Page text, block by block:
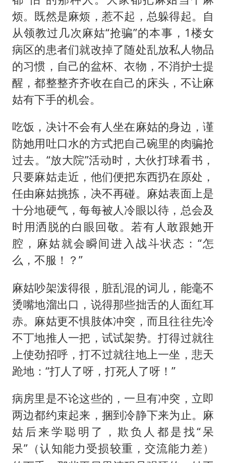
烦。既然是麻烦，惹不起，总躲得起。自
从领教过几次麻姑“抢骗”的本事，1楼女
病区的患者们就改掉了随处乱放私人物品
的习惯，自己的盆杯、衣物，不消护士提
醒，都整整齐齐收在自己的床头，不让麻
姑有下手的机会。
吃饭，决计不会有人坐在麻姑的身边，谨
防她用吐口水的方式把自己碗里的肉骗抢
过去。“放大院”活动时，大伙打球看书，
只要麻姑走近，他们便把东西扔在原处，
任由麻姑挑拣，决不再碰。麻姑表面上是
十分地硬气，每每被人冷眼以待，总会及
时用洒脱的白眼回敬。若有人敢跟她开
腔，麻姑就会瞬间进入战斗状态：“怎
么，不服！？”
麻姑吵架泼得很，脏乱混的词儿，能毫不
烫嘴地溜出口，说得那些拙舌的人面红耳
赤。麻姑更不惧肢体冲突，而且往往先冷
不丁地推人一把，试试架势。打得过就往
上使劲招呼，打不过就往地上一坐，悲天
跄地：“打人了呀，打死人了呀！”
病房里是不论这些的，一旦有冲突，立即
两边都约束起来，捆到冷静下来为止。麻
姑后来学聪明了，欺负人都是找“呆
呆”（认知能力受损较重，交流能力差 ）